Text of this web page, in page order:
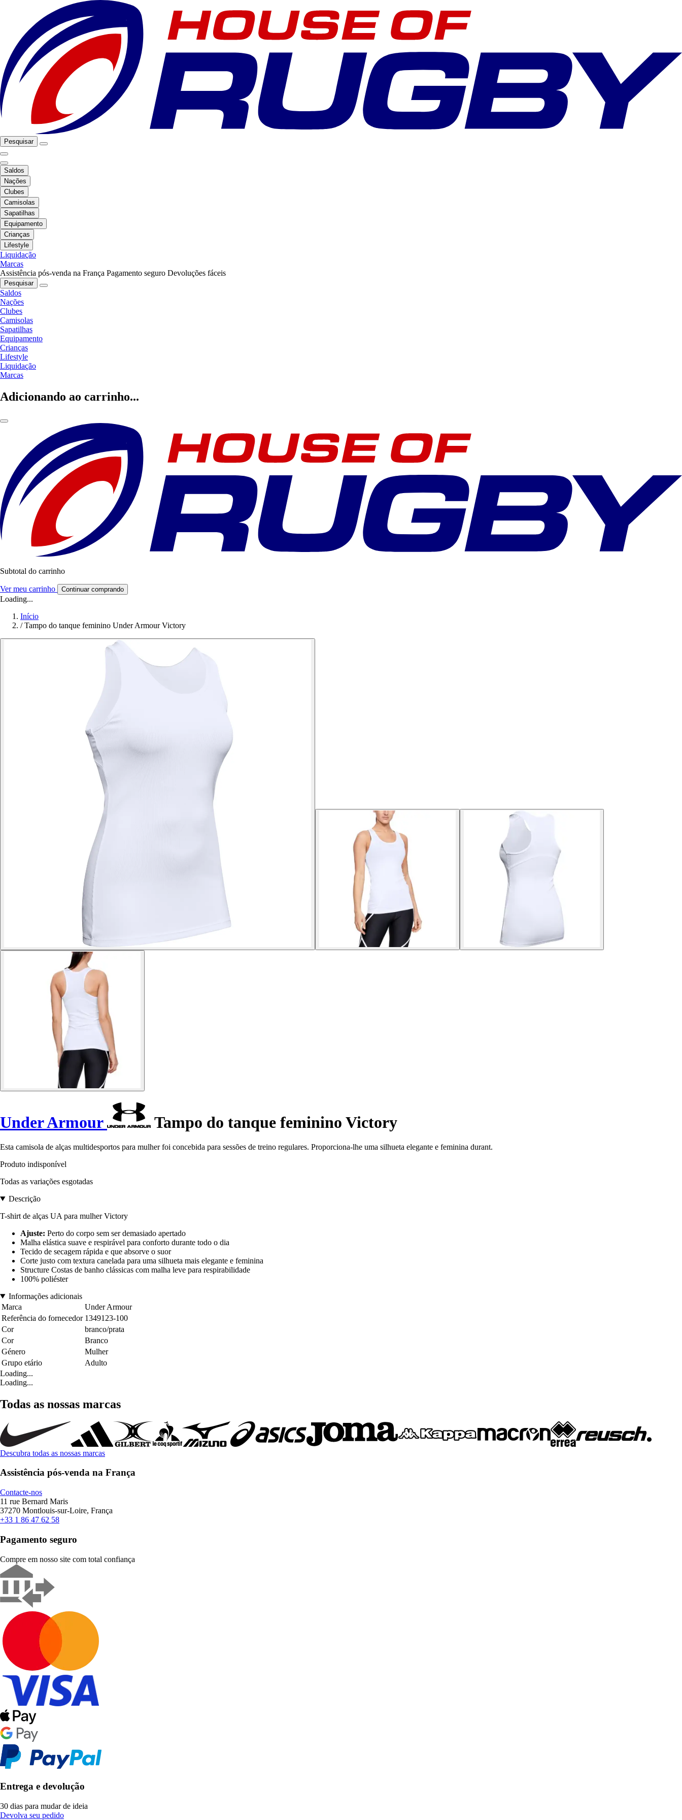
Pesquisar
Saldos
Nações
Clubes
Camisolas
Sapatilhas
Equipamento
Crianças
Lifestyle
Liquidação
Marcas
Assistência pós-venda na França Pagamento seguro Devoluções fáceis
Pesquisar
Saldos
Nações
Clubes
Camisolas
Sapatilhas
Equipamento
Crianças
Lifestyle
Liquidação
Marcas
Adicionando ao carrinho...
Subtotal do carrinho
Ver meu carrinho Continuar comprando
Loading...
Início
/ Tampo do tanque feminino Under Armour Victory
Under Armour Tampo do tanque feminino Victory
Esta camisola de alças multidesportos para mulher foi concebida para sessões de treino regulares. Proporciona-lhe uma silhueta elegante e feminina durant.
Produto indisponível
Todas as variações esgotadas
Descrição
T-shirt de alças UA para mulher Victory
Ajuste: Perto do corpo sem ser demasiado apertado
Malha elástica suave e respirável para conforto durante todo o dia
Tecido de secagem rápida e que absorve o suor
Corte justo com textura canelada para uma silhueta mais elegante e feminina
Structure Costas de banho clássicas com malha leve para respirabilidade
100% poliéster
Informações adicionais
Marca
Under Armour
Referência do fornecedor 1349123-100
Cor
branco/prata
Cor
Branco
Género
Mulher
Grupo etário
Adulto
Loading...
Loading...
Todas as nossas marcas
Descubra todas as nossas marcas
Assistência pós-venda na França
Contacte-nos
11 rue Bernard Maris
37270 Montlouis-sur-Loire, França
+33 1 86 47 62 58
Pagamento seguro
Compre em nosso site com total confiança
Entrega e devolução
30 dias para mudar de ideia
Devolva seu pedido